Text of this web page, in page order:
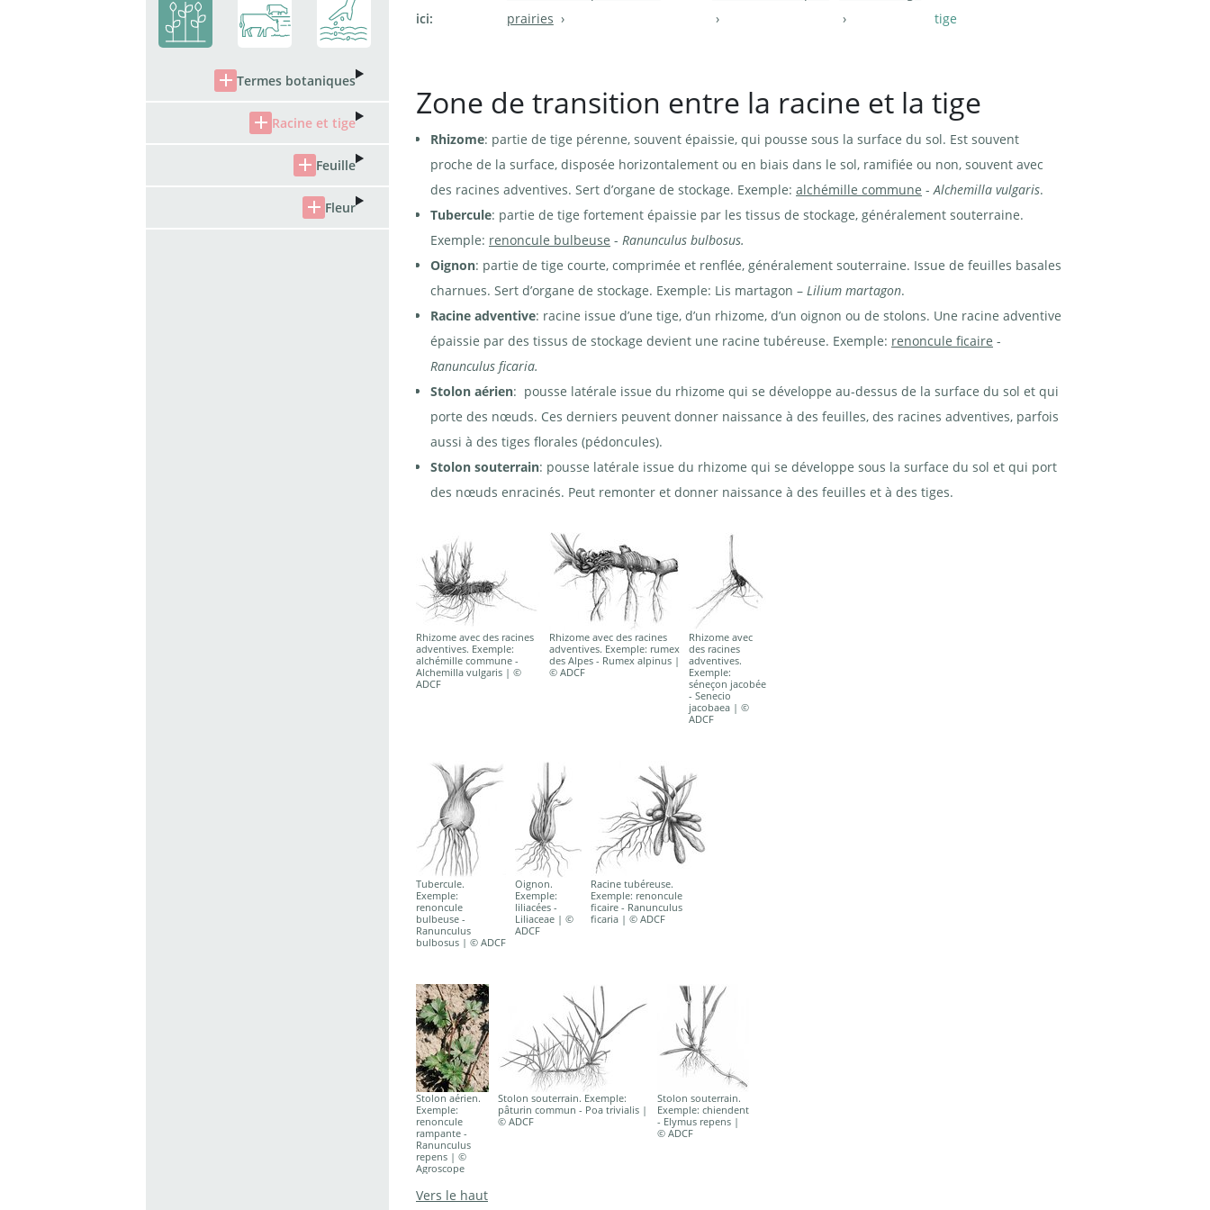
ici:
prairies
tige
Zone de transition entre la racine et la tige
Rhizome: partie de tige pérenne, souvent épaissie, qui pousse sous la surface du sol. Est souvent
proche de la surface, disposée horizontalement ou en biais dans le sol, ramifiée ou non, souvent avec
des racines adventives. Sert d’organe de stockage. Exemple: alchémille commune - Alchemilla vulgaris.
Tubercule: partie de tige fortement épaissie par les tissus de stockage, généralement souterraine.
Exemple: renoncule bulbeuse - Ranunculus bulbosus.
Oignon: partie de tige courte, comprimée et renflée, généralement souterraine. Issue de feuilles basales
charnues. Sert d’organe de stockage. Exemple: Lis martagon – Lilium martagon.
Racine adventive: racine issue d’une tige, d’un rhizome, d’un oignon ou de stolons. Une racine adventive
épaissie par des tissus de stockage devient une racine tubéreuse. Exemple: renoncule ficaire -
Ranunculus ficaria.
Stolon aérien: pousse latérale issue du rhizome qui se développe au-dessus de la surface du sol et qui
porte des nœuds. Ces derniers peuvent donner naissance à des feuilles, des racines adventives, parfois
aussi à des tiges florales (pédoncules).
Stolon souterrain: pousse latérale issue du rhizome qui se développe sous la surface du sol et qui port
des nœuds enracinés. Peut remonter et donner naissance à des feuilles et à des tiges.
Rhizome avec des racines
adventives. Exemple:
alchémille commune -
Alchemilla vulgaris | ©
ADCF
Rhizome avec des racines
adventives. Exemple: rumex
des Alpes - Rumex alpinus |
© ADCF
Rhizome avec
des racines
adventives.
Exemple:
séneçon jacobée
- Senecio
jacobaea | ©
ADCF
Tubercule.
Exemple:
renoncule
bulbeuse -
Ranunculus
bulbosus | © ADCF
Oignon.
Exemple:
liliacées -
Liliaceae | ©
ADCF
Racine tubéreuse.
Exemple: renoncule
ficaire - Ranunculus
ficaria | © ADCF
Stolon aérien.
Exemple:
renoncule
rampante -
Ranunculus
repens | ©
Agroscope
Stolon souterrain. Exemple:
pâturin commun - Poa trivialis |
© ADCF
Stolon souterrain.
Exemple: chiendent
- Elymus repens |
© ADCF
Vers le haut